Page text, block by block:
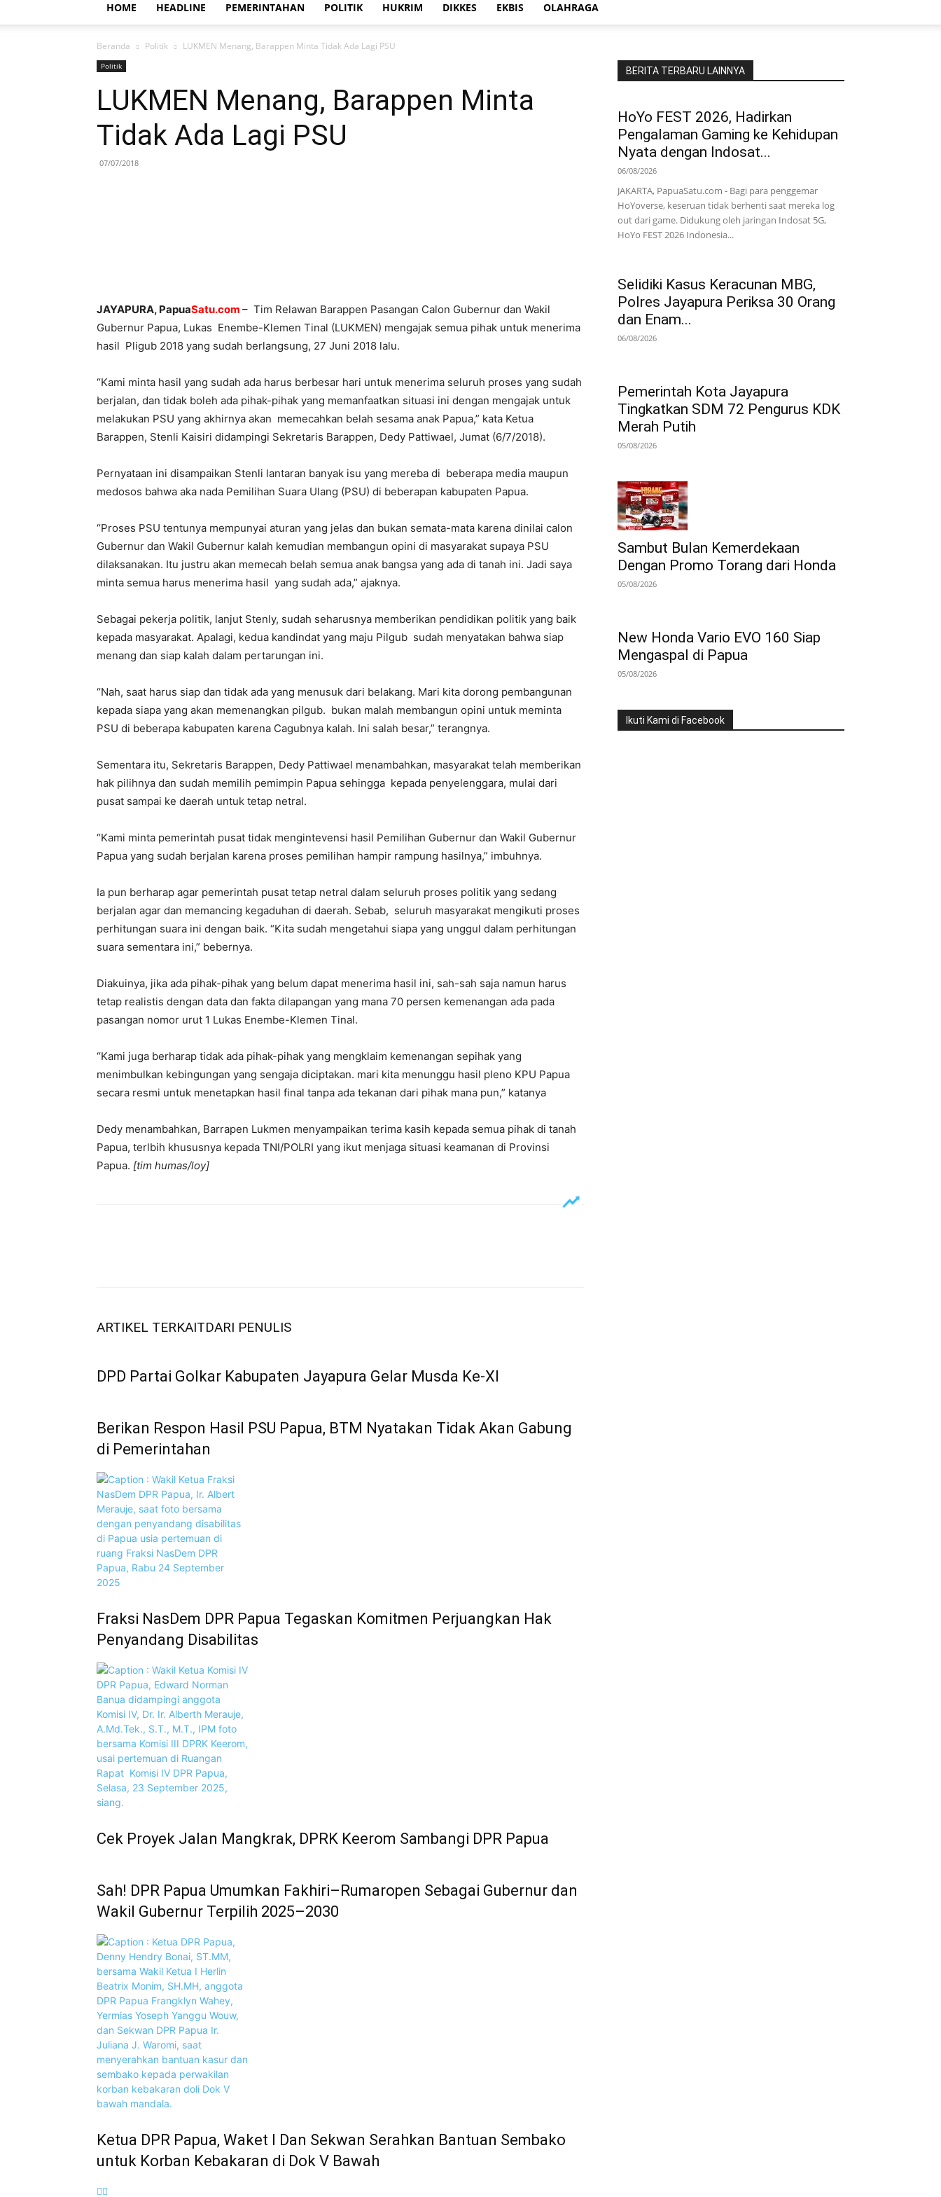
HOME HEADLINE PEMERINTAHAN POLITIK HUKRIM DIKKES EKBIS OLAHRAGA
Beranda Politik LUKMEN Menang, Barappen Minta Tidak Ada Lagi PSU
Politik
LUKMEN Menang, Barappen Minta
Tidak Ada Lagi PSU
07/07/2018
JAYAPURA, PapuaSatu.com – Tim Relawan Barappen Pasangan Calon Gubernur dan Wakil
Gubernur Papua, Lukas Enembe-Klemen Tinal (LUKMEN) mengajak semua pihak untuk menerima
hasil Pligub 2018 yang sudah berlangsung, 27 Juni 2018 lalu.
“Kami minta hasil yang sudah ada harus berbesar hari untuk menerima seluruh proses yang sudah
berjalan, dan tidak boleh ada pihak-pihak yang memanfaatkan situasi ini dengan mengajak untuk
melakukan PSU yang akhirnya akan memecahkan belah sesama anak Papua,” kata Ketua
Barappen, Stenli Kaisiri didampingi Sekretaris Barappen, Dedy Pattiwael, Jumat (6/7/2018).
Pernyataan ini disampaikan Stenli lantaran banyak isu yang mereba di beberapa media maupun
medosos bahwa aka nada Pemilihan Suara Ulang (PSU) di beberapan kabupaten Papua.
“Proses PSU tentunya mempunyai aturan yang jelas dan bukan semata-mata karena dinilai calon
Gubernur dan Wakil Gubernur kalah kemudian membangun opini di masyarakat supaya PSU
dilaksanakan. Itu justru akan memecah belah semua anak bangsa yang ada di tanah ini. Jadi saya
minta semua harus menerima hasil yang sudah ada,” ajaknya.
Sebagai pekerja politik, lanjut Stenly, sudah seharusnya memberikan pendidikan politik yang baik
kepada masyarakat. Apalagi, kedua kandindat yang maju Pilgub sudah menyatakan bahwa siap
menang dan siap kalah dalam pertarungan ini.
“Nah, saat harus siap dan tidak ada yang menusuk dari belakang. Mari kita dorong pembangunan
kepada siapa yang akan memenangkan pilgub. bukan malah membangun opini untuk meminta
PSU di beberapa kabupaten karena Cagubnya kalah. Ini salah besar,” terangnya.
Sementara itu, Sekretaris Barappen, Dedy Pattiwael menambahkan, masyarakat telah memberikan
hak pilihnya dan sudah memilih pemimpin Papua sehingga kepada penyelenggara, mulai dari
pusat sampai ke daerah untuk tetap netral.
“Kami minta pemerintah pusat tidak mengintevensi hasil Pemilihan Gubernur dan Wakil Gubernur
Papua yang sudah berjalan karena proses pemilihan hampir rampung hasilnya,” imbuhnya.
Ia pun berharap agar pemerintah pusat tetap netral dalam seluruh proses politik yang sedang
berjalan agar dan memancing kegaduhan di daerah. Sebab, seluruh masyarakat mengikuti proses
perhitungan suara ini dengan baik. “Kita sudah mengetahui siapa yang unggul dalam perhitungan
suara sementara ini,” bebernya.
Diakuinya, jika ada pihak-pihak yang belum dapat menerima hasil ini, sah-sah saja namun harus
tetap realistis dengan data dan fakta dilapangan yang mana 70 persen kemenangan ada pada
pasangan nomor urut 1 Lukas Enembe-Klemen Tinal.
“Kami juga berharap tidak ada pihak-pihak yang mengklaim kemenangan sepihak yang
menimbulkan kebingungan yang sengaja diciptakan. mari kita menunggu hasil pleno KPU Papua
secara resmi untuk menetapkan hasil final tanpa ada tekanan dari pihak mana pun,” katanya
Dedy menambahkan, Barrapen Lukmen menyampaikan terima kasih kepada semua pihak di tanah
Papua, terlbih khususnya kepada TNI/POLRI yang ikut menjaga situasi keamanan di Provinsi
Papua. [tim humas/loy]
ARTIKEL TERKAITDARI PENULIS
DPD Partai Golkar Kabupaten Jayapura Gelar Musda Ke-XI
Berikan Respon Hasil PSU Papua, BTM Nyatakan Tidak Akan Gabung
di Pemerintahan
Fraksi NasDem DPR Papua Tegaskan Komitmen Perjuangkan Hak
Penyandang Disabilitas
Cek Proyek Jalan Mangkrak, DPRK Keerom Sambangi DPR Papua
Sah! DPR Papua Umumkan Fakhiri–Rumaropen Sebagai Gubernur dan
Wakil Gubernur Terpilih 2025–2030
Ketua DPR Papua, Waket I Dan Sekwan Serahkan Bantuan Sembako
untuk Korban Kebakaran di Dok V Bawah
BERITA TERBARU LAINNYA
HoYo FEST 2026, Hadirkan
Pengalaman Gaming ke Kehidupan
Nyata dengan Indosat...
06/08/2026
JAKARTA, PapuaSatu.com - Bagi para penggemar
HoYoverse, keseruan tidak berhenti saat mereka log
out dari game. Didukung oleh jaringan Indosat 5G,
HoYo FEST 2026 Indonesia...
Selidiki Kasus Keracunan MBG,
Polres Jayapura Periksa 30 Orang
dan Enam...
06/08/2026
Pemerintah Kota Jayapura
Tingkatkan SDM 72 Pengurus KDK
Merah Putih
05/08/2026
Sambut Bulan Kemerdekaan
Dengan Promo Torang dari Honda
05/08/2026
New Honda Vario EVO 160 Siap
Mengaspal di Papua
05/08/2026
Ikuti Kami di Facebook